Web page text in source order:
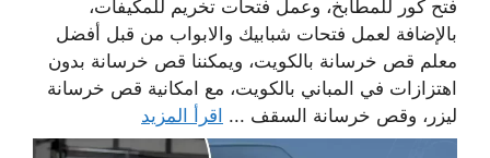
فتح كور للمطابخ، وعمل فتحات تخريم للمكيفات،
بالإضافة لعمل فتحات شبابيك والابواب من قبل أفضل
معلم قص خرسانة بالكويت، ويمكننا قص خرسانة بدون
اهتزازات في المباني بالكويت، مع امكانية قص خرسانة
ليزر، وقص خرسانة السقف ... اقرأ المزيد